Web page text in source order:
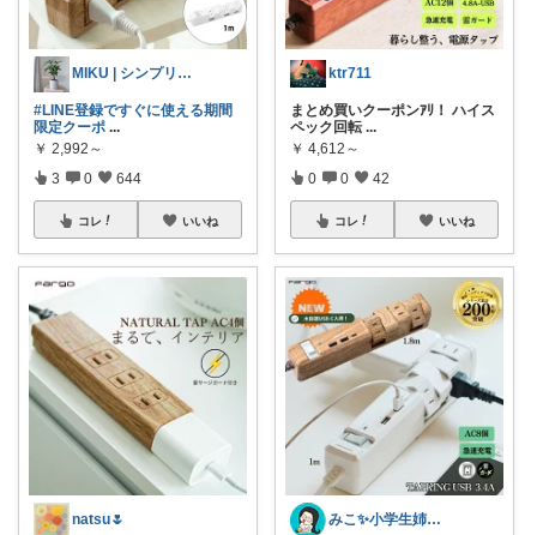
MIKU | シンプリスト主婦
#LINE登録ですぐに使える期間
限定クーポ ...
￥ 2,992～
3 0 644
コレ いいね
natsu🌷
ktr711
まとめ買いクーポンｱﾘ！ ハイス
ペック回転 ...
￥ 4,612～
0 0 42
コレ いいね
みこ✨小学生姉妹の母ちゃん